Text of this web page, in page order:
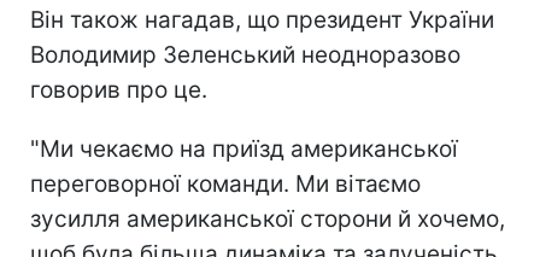
Він також нагадав, що президент України
Володимир Зеленський неодноразово
говорив про це.
"Ми чекаємо на приїзд американської
переговорної команди. Ми вітаємо
зусилля американської сторони й хочемо,